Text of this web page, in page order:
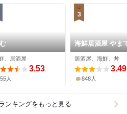
、居酒屋
3.53
55人
3
海鮮居酒屋 やま
丸 海浜幕張店
居酒屋、海鮮、丼
3.49
848人
ンキングをもっと見る